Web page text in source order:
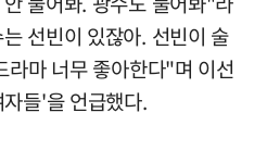
선빈이 있잖아. 선빈이 술
라마 너무 좋아한다"며 이선
들'을 언급했다.